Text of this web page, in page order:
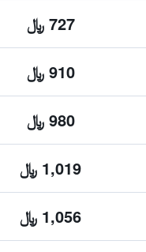
727 ﷼
910 ﷼
980 ﷼
1,019 ﷼
1,056 ﷼